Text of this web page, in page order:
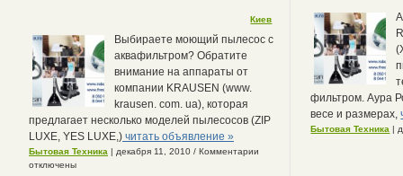
Киев
Выбираете моющий пылесос с
аквафильтром? Обратите
внимание на аппараты от
компании KRAUSEN (www.
krausen. com. ua), которая
предлагает несколько моделей пылесосов (ZIP
LUXE, YES LUXE,) читать объявление »
Бытовая Техника | декабря 11, 2010 / Комментарии
отключены
фильтром. Аура
весе и размерах,
Бытовая Техника |